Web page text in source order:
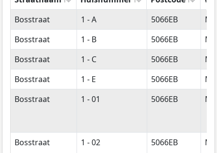
Straatnaam
Huisnummer Postcode
Bosstraat 1 - A 5066EB
Bosstraat
1 - B 5066EB
Bosstraat
1 - C 5066EB
Bosstraat
1 - E 5066EB
Bosstraat
1 - 01 5066EB
Bosstraat 1 - 02 5066EB